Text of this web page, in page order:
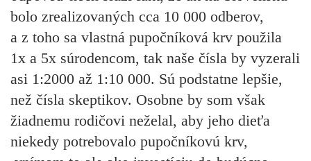
bolo zrealizovaných cca 10 000 odberov,
a z toho sa vlastná pupočníková krv použila
1x a 5x súrodencom, tak naše čísla by vyzerali
asi 1:2000 až 1:10 000. Sú podstatne lepšie,
než čísla skeptikov. Osobne by som však
žiadnemu rodičovi neželal, aby jeho dieťa
niekedy potrebovalo pupočníkovú krv,